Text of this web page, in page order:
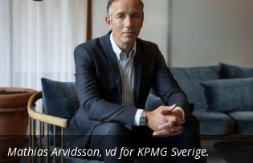
Mathias Arvidsson, vd för KPMG Sverige.